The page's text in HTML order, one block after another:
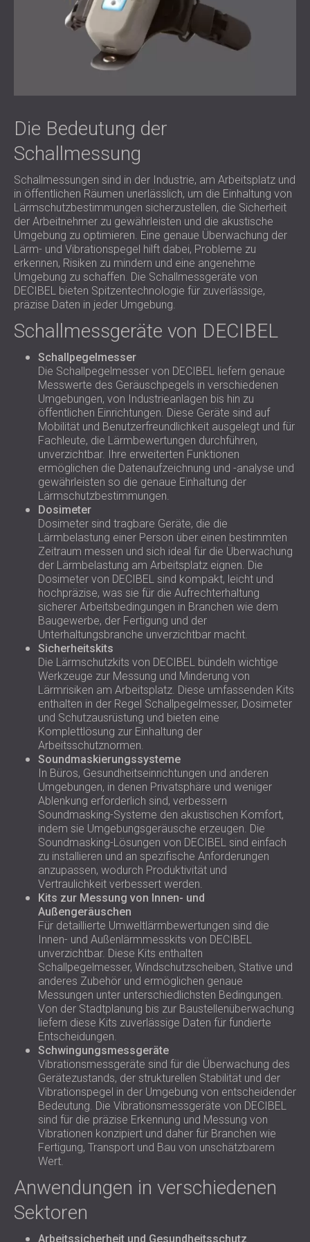
Die Bedeutung der
Schallmessung
Schallmessungen sind in der Industrie, am Arbeitsplatz und
in öffentlichen Räumen unerlässlich, um die Einhaltung von
Lärmschutzbestimmungen sicherzustellen, die Sicherheit
der Arbeitnehmer zu gewährleisten und die akustische
Umgebung zu optimieren. Eine genaue Überwachung der
Lärm- und Vibrationspegel hilft dabei, Probleme zu
erkennen, Risiken zu mindern und eine angenehme
Umgebung zu schaffen. Die Schallmessgeräte von
DECIBEL bieten Spitzentechnologie für zuverlässige,
präzise Daten in jeder Umgebung.
Schallmessgeräte von DECIBEL
Schallpegelmesser
Die Schallpegelmesser von DECIBEL liefern genaue
Messwerte des Geräuschpegels in verschiedenen
Umgebungen, von Industrieanlagen bis hin zu
öffentlichen Einrichtungen. Diese Geräte sind auf
Mobilität und Benutzerfreundlichkeit ausgelegt und für
Fachleute, die Lärmbewertungen durchführen,
unverzichtbar. Ihre erweiterten Funktionen
ermöglichen die Datenaufzeichnung und -analyse und
gewährleisten so die genaue Einhaltung der
Lärmschutzbestimmungen.
Dosimeter
Dosimeter sind tragbare Geräte, die die
Lärmbelastung einer Person über einen bestimmten
Zeitraum messen und sich ideal für die Überwachung
der Lärmbelastung am Arbeitsplatz eignen. Die
Dosimeter von DECIBEL sind kompakt, leicht und
hochpräzise, was sie für die Aufrechterhaltung
sicherer Arbeitsbedingungen in Branchen wie dem
Baugewerbe, der Fertigung und der
Unterhaltungsbranche unverzichtbar macht.
Sicherheitskits
Die Lärmschutzkits von DECIBEL bündeln wichtige
Werkzeuge zur Messung und Minderung von
Lärmrisiken am Arbeitsplatz. Diese umfassenden Kits
enthalten in der Regel Schallpegelmesser, Dosimeter
und Schutzausrüstung und bieten eine
Komplettlösung zur Einhaltung der
Arbeitsschutznormen.
Soundmaskierungssysteme
In Büros, Gesundheitseinrichtungen und anderen
Umgebungen, in denen Privatsphäre und weniger
Ablenkung erforderlich sind, verbessern
Soundmasking-Systeme den akustischen Komfort,
indem sie Umgebungsgeräusche erzeugen. Die
Soundmasking-Lösungen von DECIBEL sind einfach
zu installieren und an spezifische Anforderungen
anzupassen, wodurch Produktivität und
Vertraulichkeit verbessert werden.
Kits zur Messung von Innen- und
Außengeräuschen
Für detaillierte Umweltlärmbewertungen sind die
Innen- und Außenlärmmesskits von DECIBEL
unverzichtbar. Diese Kits enthalten
Schallpegelmesser, Windschutzscheiben, Stative und
anderes Zubehör und ermöglichen genaue
Messungen unter unterschiedlichsten Bedingungen.
Von der Stadtplanung bis zur Baustellenüberwachung
liefern diese Kits zuverlässige Daten für fundierte
Entscheidungen.
Schwingungsmessgeräte
Vibrationsmessgeräte sind für die Überwachung des
Gerätezustands, der strukturellen Stabilität und der
Vibrationspegel in der Umgebung von entscheidender
Bedeutung. Die Vibrationsmessgeräte von DECIBEL
sind für die präzise Erkennung und Messung von
Vibrationen konzipiert und daher für Branchen wie
Fertigung, Transport und Bau von unschätzbarem
Wert.
Anwendungen in verschiedenen
Sektoren
Arbeitssicherheit und Gesundheitsschutz